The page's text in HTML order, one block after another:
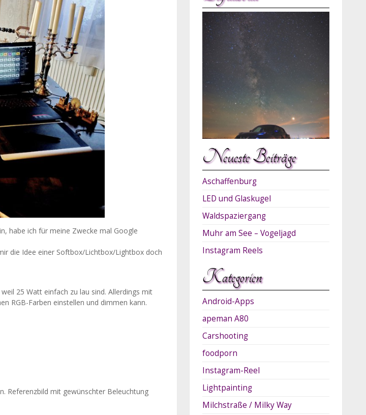
habe ich für meine Zwecke mal Google
die Idee einer Softbox/Lichtbox/Lightbox doch
25 Watt einfach zu lau sind. Allerdings mit
RGB-Farben einstellen und dimmen kann.
Referenzbild mit gewünschter Beleuchtung
Neueste Beiträge
Aschaffenburg
LED und Glaskugel
Waldspaziergang
Muhr am See – Vogeljagd
Instagram Reels
Kategorien
Android-Apps
apeman A80
Carshooting
foodporn
Instagram-Reel
Lightpainting
Milchstraße / Milky Way